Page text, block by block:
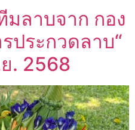
มลาบจาก กอง
ประกวดลาบ“
. 2568